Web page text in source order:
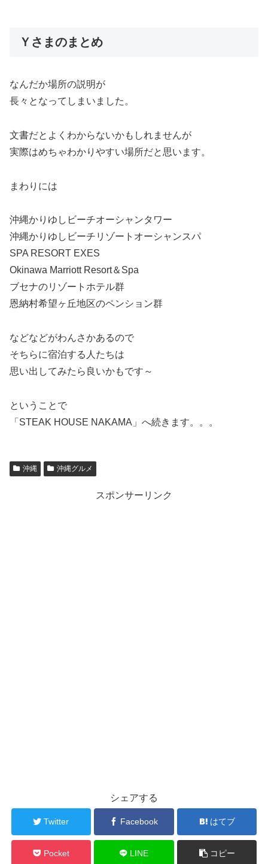
Ｙさまのまとめ
なんだか場所の説明が
長々となってしまいました。
文書だとよくわからないかもしれませんが
実際はめちゃわかりやすい場所だと思います。
まわりには
沖縄かりゆしビーチオーシャンタワー
沖縄かりゆしビーチリゾートオーシャンスパ
SPA RESORT EXES
Okinawa Marriott Resort＆Spa
ブセナのリゾートホテル群
恩納村希望ヶ丘地区のペンション群
などなどがわんさかあるので
そちらに宿泊する人たちは
思い出してみたら良いかもです～
ということで
「STEAK HOUSE NAKAMA」へ続きます。。。
沖縄 沖縄グルメ
スポンサーリンク
シェアする
Twitter Facebook はてブ
Pocket LINE コピー